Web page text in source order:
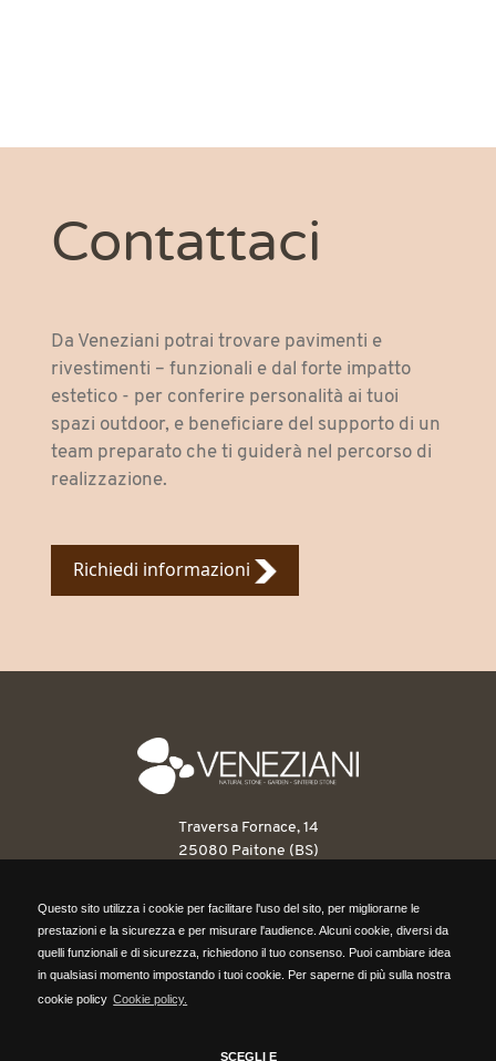
Questo sito utilizza i cookie per facilitare l'uso del sito, per migliorarne le
prestazioni e la sicurezza e per misurare l'audience. Alcuni cookie, diversi da
quelli funzionali e di sicurezza, richiedono il tuo consenso. Puoi cambiare idea
in qualsiasi momento impostando i tuoi cookie. Per saperne di più sulla nostra
Questo sito utilizza i cookie per facilitare l'uso del sito, per migliorarne le
prestazioni e la sicurezza e per misurare l'audience. Alcuni cookie, diversi da
quelli funzionali e di sicurezza, richiedono il tuo consenso. Puoi cambiare idea
in qualsiasi momento impostando i tuoi cookie. Per saperne di più sulla nostra
cookie policy Cookie policy.
SCEGLI E
Contattaci
Da Veneziani potrai trovare pavimenti e
rivestimenti – funzionali e dal forte impatto
estetico - per conferire personalità ai tuoi
spazi outdoor, e beneficiare del supporto di un
team preparato che ti guiderà nel percorso di
realizzazione.
Richiedi informazioni
Traversa Fornace, 14
25080 Paitone (BS)